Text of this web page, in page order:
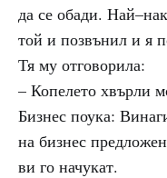
да се обади.
той и позвънил и я
Тя му отговорила:
– Копелето хвърли
Бизнес поука:
на бизнес
ви го начукат.